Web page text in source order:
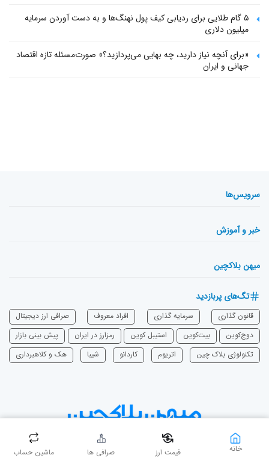
۵ گام طلایی برای ردیابی کیف پول‌ نهنگ‌ها و به دست آوردن سرمایه
میلیون دلاری
«برای آنچه نیاز دارید، چه بهایی می‌پردازید؟» صورت‌مسئله تازه اقتصاد
جهانی و ایران
خانه قیمت ارز صرافی ها ماشین حساب
سرویس‌ها
خبر و آموزش
میهن بلاکچین
تگ‌های پربازدید
قانون گذاری سرمایه‌ گذاری افراد معروف
صرافی ارز دیجیتال
دوج‌کوین
بیت‌کوین استیبل کوین رمزارز در ایران
پیش بینی بازار
تکنولوژی بلاک چین
اتریوم ‌کاردانو شیبا هک و کلاهبرداری
دست در دست، بی‌نهایت برای میهن